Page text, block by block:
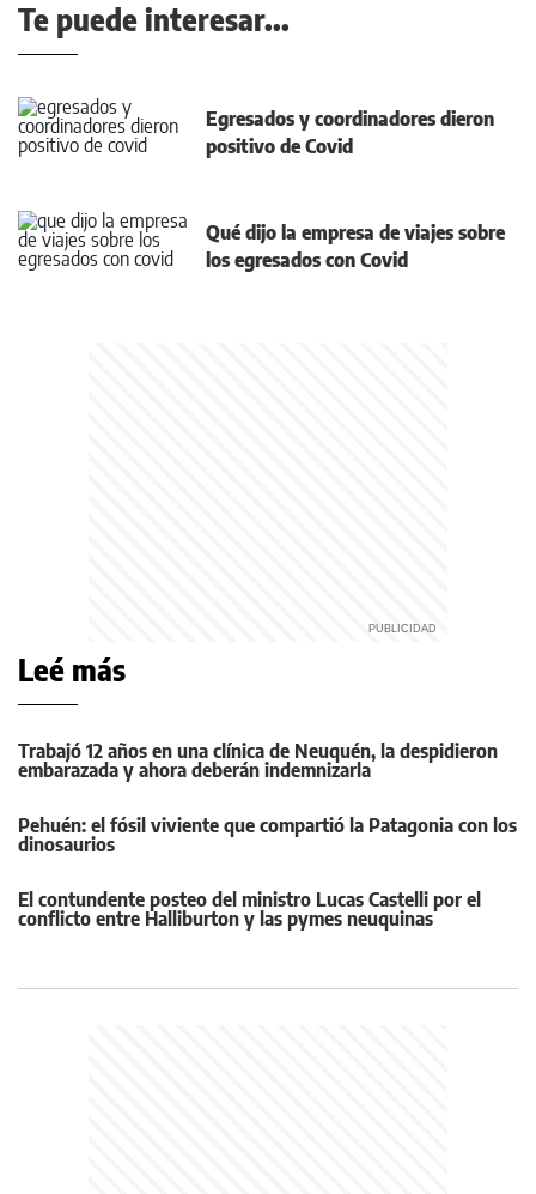
Te puede interesar...
Egresados y coordinadores dieron
positivo de Covid
Qué dijo la empresa de viajes sobre
los egresados con Covid
Leé más
Trabajó 12 años en una clínica de Neuquén, la despidieron
embarazada y ahora deberán indemnizarla
Pehuén: el fósil viviente que compartió la Patagonia con los
dinosaurios
El contundente posteo del ministro Lucas Castelli por el
conflicto entre Halliburton y las pymes neuquinas